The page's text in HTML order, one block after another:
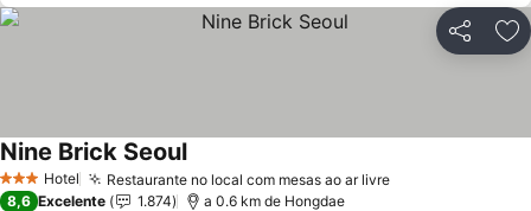
Partilhar
3 EstrelasHotel Restaurante no local com mesas ao ar livreVer preços
Nine Brick SeoulVer preços
8,6 Excelente 1.874 a 0.6 km de Hongdae